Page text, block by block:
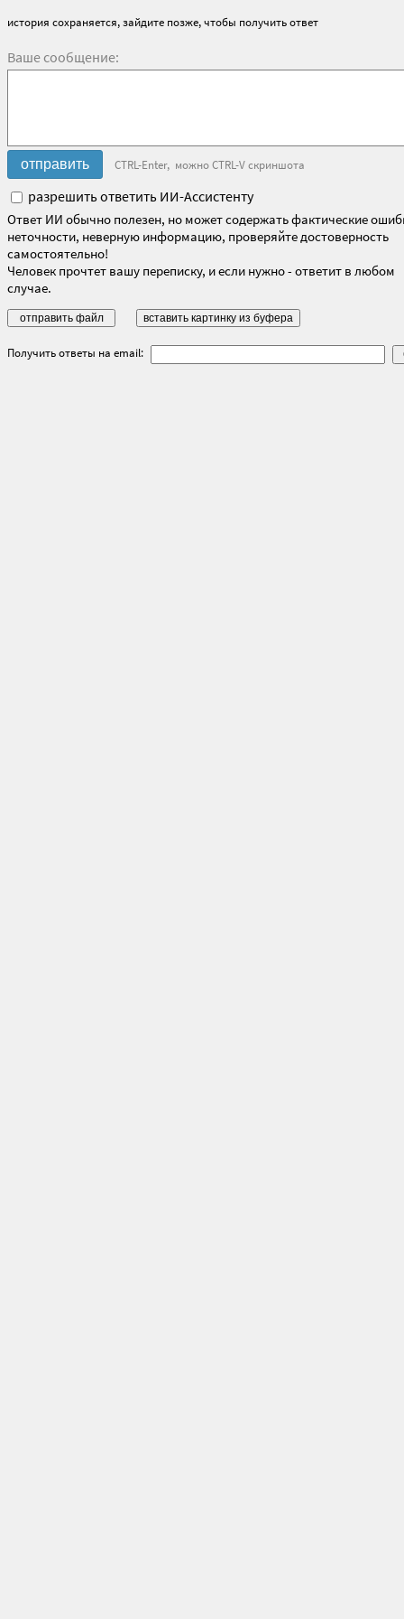
история сохраняется, зайдите позже, чтобы получить ответ
Ваше сообщение:
CTRL-Enter, можно CTRL-V скриншота
разрешить ответить ИИ-Ассистенту
Ответ ИИ обычно полезен, но может содержать фактические
неточности, неверную информацию, проверяйте достоверность
самостоятельно!
Человек прочтет вашу переписку, и если нужно - ответит в любом
случае.
Получить ответы на email: